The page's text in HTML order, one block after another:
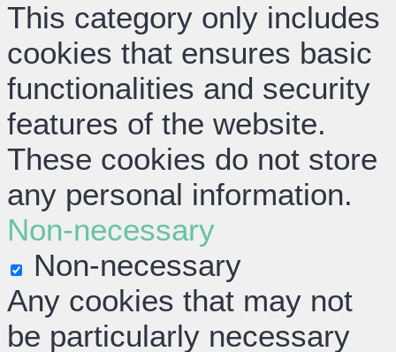
This category only includes
cookies that ensures basic
functionalities and security
features of the website.
These cookies do not store
any personal information.
Non-necessary
Non-necessary
Any cookies that may not
be particularly necessary